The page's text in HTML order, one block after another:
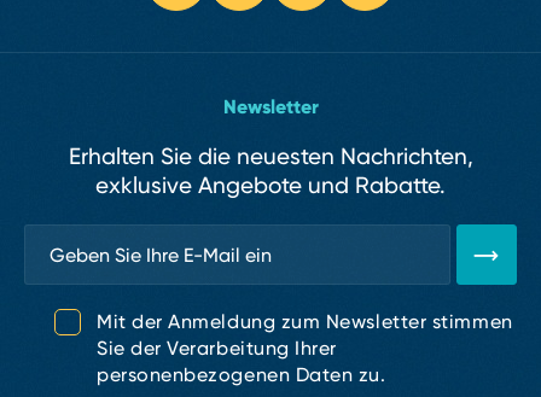
Newsletter
Erhalten Sie die neuesten Nachrichten,
exklusive Angebote und Rabatte.
Mit der Anmeldung zum Newsletter stimmen
Sie der Verarbeitung Ihrer
personenbezogenen Daten zu.